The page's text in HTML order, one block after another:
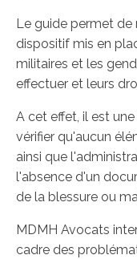
Le guide permet
dispositif mis en
militaires et les
effectuer et leurs
A cet effet, il est
vérifier qu'aucun
ainsi que
l'absence d'un
de la blessure ou
MDMH Avocats
cadre des